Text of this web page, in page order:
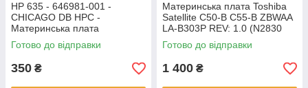
HP 635 - 646981-001 -
CHICAGO DB HPC -
Материнська плата
Готово до відправки
350 ₴
Материнська плата Toshiba
Satellite C50-B C55-B ZBWAA
LA-B303P REV: 1.0 (N2830
SR1W4)
Готово до відправки
1 400 ₴